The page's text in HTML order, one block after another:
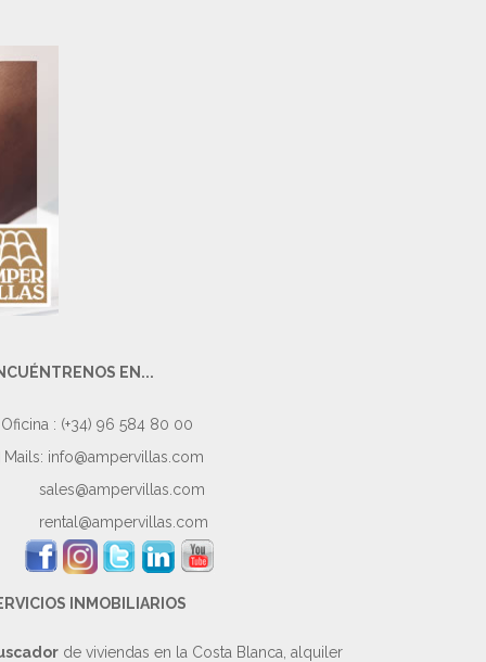
EN...
Oficina : (+34) 96 584 80 00
Mails: info@ampervillas.com
sales@ampervillas.com
rental@ampervillas.com
INMOBILIARIOS
de viviendas en la Costa Blanca, alquiler